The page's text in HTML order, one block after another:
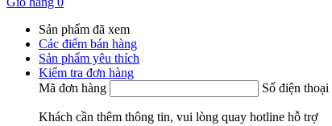
Sản phẩm đã xem
Các điểm bán hàng
Sản phẩm yêu thích
Kiểm tra đơn hàng
Mã đơn hàng
Số điện thoại
Khách cần thêm thông tin, vui lòng quay hotline hỗ trợ